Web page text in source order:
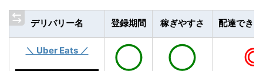
デリバリー名 登録期間 稼ぎやすさ 配達でき
＼ Uber Eats ／ ◯ ◯ ◎